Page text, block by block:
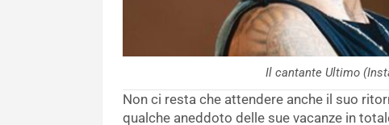
Il cantante Ultimo
Non ci resta che attendere anche il suo
qualche aneddoto delle sue vacanze in